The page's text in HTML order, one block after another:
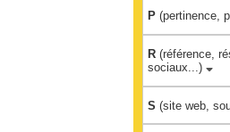
P(pertinence,
R(référence,
sociaux...)
S (site web,